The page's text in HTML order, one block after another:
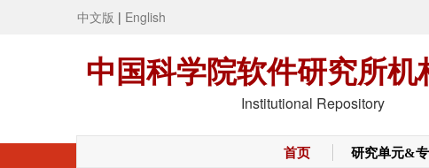
中文版 | English
中国科学院软件研究所机
Institutional Repository
首页 研究单元&